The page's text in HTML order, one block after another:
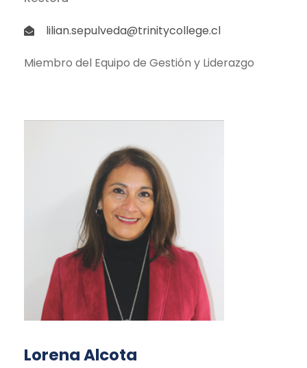
lilian.sepulveda@trinitycollege.cl
Miembro del Equipo de Gestión y Liderazgo
Lorena Alcota